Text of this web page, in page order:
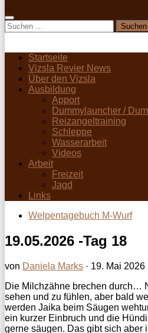
Suchen
nach:
Startseite
Vizsla Revier News
Über den Vizsla
Ausbildung
Apport
Dummylauncher /
Reizangeltraining
Schleppe
Wasserarbeit
Videos
Arbeit
Freizeit
Jagd
Links
Welpentagebuch M-Wurf
19.05.2026 -Tag 18
von Daniela Marks · 19. Mai 2026
Die Milchzähne brechen durch…
sehen und zu fühlen, aber bald
werden Jaika beim Säugen
ein kurzer Einbruch und die
gerne säugen. Das gibt sich aber